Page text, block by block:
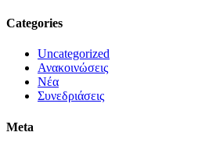
Categories
Uncategorized
Ανακοινώσεις
Νέα
Συνεδριάσεις
Meta